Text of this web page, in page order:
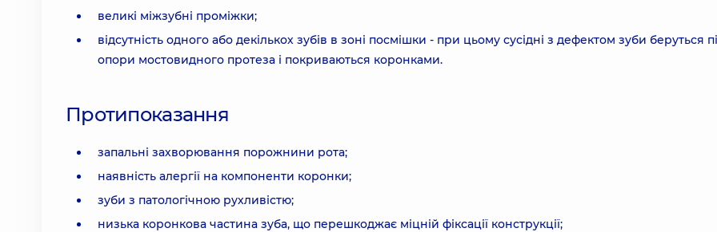
великі міжзубні проміжки;
відсутність одного або декількох зубів в зоні посмішки - при цьому сусідні з дефектом зуби беруться
опори мостовидного протеза і покриваються коронками.
Протипоказання
запальні захворювання порожнини рота;
наявність алергії на компоненти коронки;
зуби з патологічною рухливістю;
низька коронкова частина зуба, що перешкоджає міцній фіксації конструкції;